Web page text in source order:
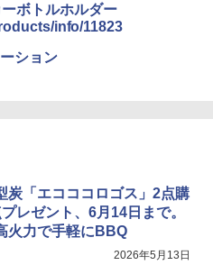
ボトルホルダー
info/11823
ション
炭「エコココロゴス」2点購
レゼント、6月14日まで。
火力で手軽にBBQ
2026年5月13日